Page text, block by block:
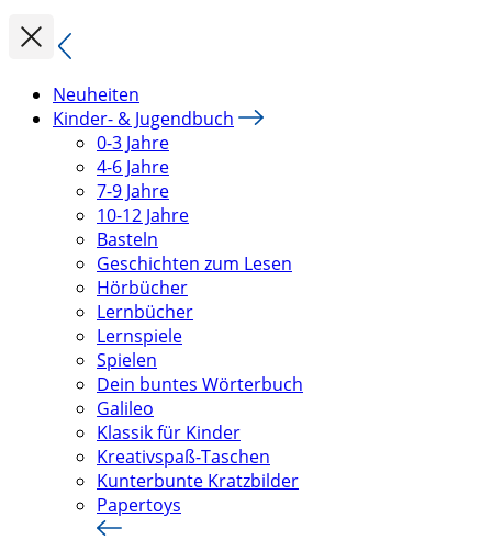
Neuheiten
Kinder- & Jugendbuch
0-3 Jahre
4-6 Jahre
7-9 Jahre
10-12 Jahre
Basteln
Geschichten zum Lesen
Hörbücher
Lernbücher
Lernspiele
Spielen
Dein buntes Wörterbuch
Galileo
Klassik für Kinder
Kreativspaß-Taschen
Kunterbunte Kratzbilder
Papertoys